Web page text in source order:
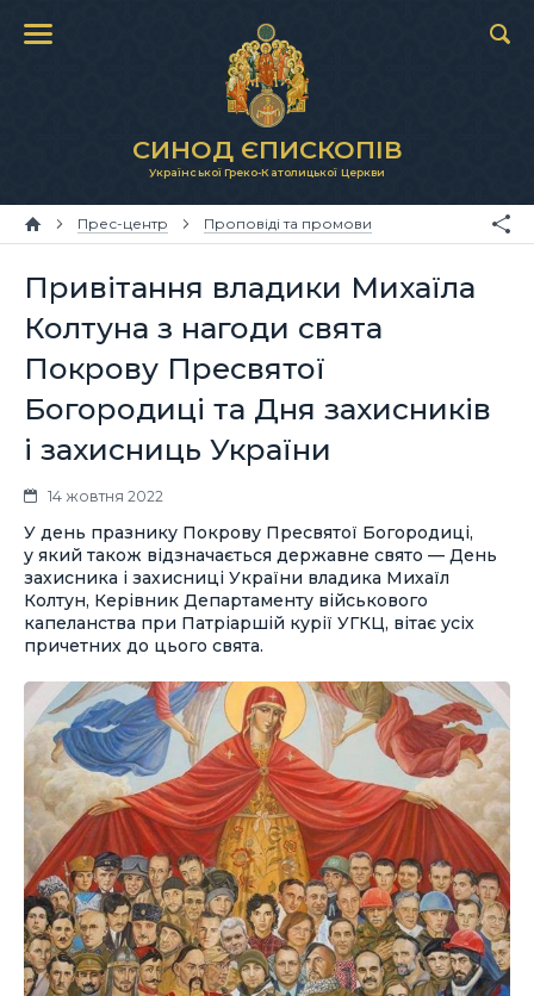
СИНОД ЄПИСКОПІВ
Української Греко-Католицької Церкви
Прес-центр Проповіді та промови
Привітання владики Михаїла
Колтуна з нагоди свята
Покрову Пресвятої
Богородиці та Дня захисників
і захисниць України
14 жовтня 2022
У день празнику Покрову Пресвятої Богородиці,
у який також відзначається державне свято — День
захисника і захисниці України владика Михаїл
Колтун, Керівник Департаменту військового
капеланства при Патріаршій курії УГКЦ, вітає усіх
причетних до цього свята.